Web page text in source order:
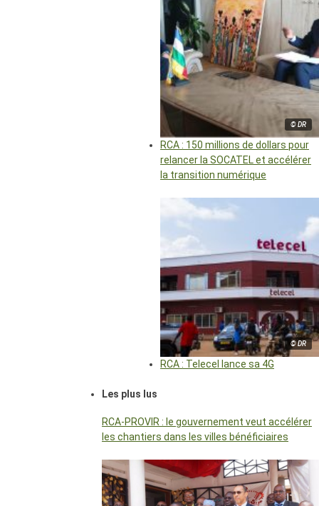
© DR
RCA : 150 millions de dollars pour
relancer la SOCATEL et accélérer
la transition numérique
© DR
RCA : Telecel lance sa 4G
Les plus lus
RCA-PROVIR : le gouvernement veut accélérer
les chantiers dans les villes bénéficiaires